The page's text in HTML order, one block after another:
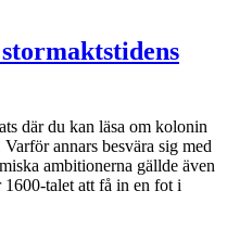
där du kan läsa om kolonin
annars besvära sig med
ambitionerna gällde även
talet att få in en fot i